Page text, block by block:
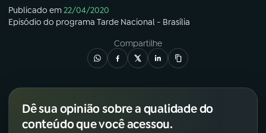
Publicado em22/04/2020
Episódio do programa Tarde Nacional - Brasília
Compartilhe
Dê sua opinião sobre a qualidade do
conteúdo que você acessou.